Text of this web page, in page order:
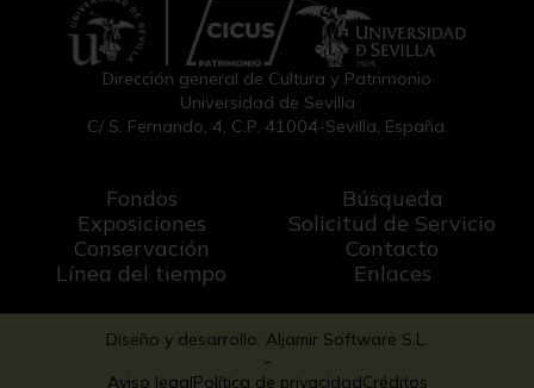
Dirección general de Cultura y Patrimonio
Universidad de Sevilla
C/ S. Fernando, 4, C.P. 41004-Sevilla, España.
Fondos
Exposiciones
Conservación
Línea del tiempo
Búsqueda
Solicitud de Servicio
Contacto
Enlaces
Diseño y desarrollo: Aljamir Software S.L.
-
Aviso legalPolítica de privacidadCréditos